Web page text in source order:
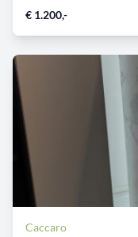
€ 1.200,-
Caccaro